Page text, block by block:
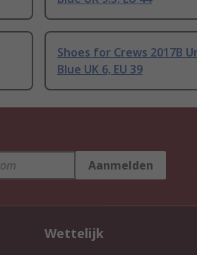
Shoes for Crews 2017B
Blue UK 6, EU 39
Aanmelden
Wettelijk